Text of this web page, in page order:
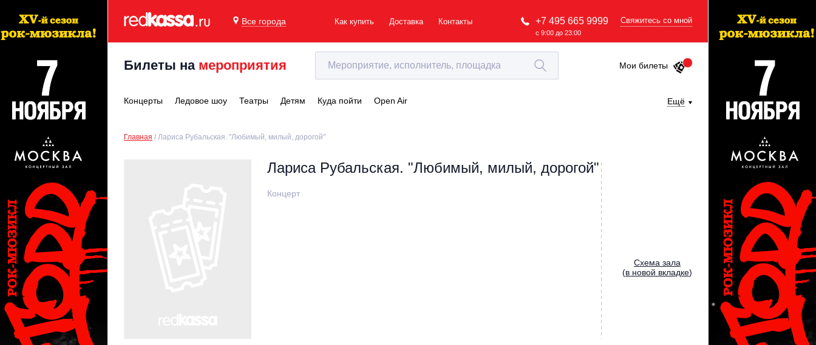
Все города Как купить Доставка Контакты +7 495 665 9999
с 9:00 до 23:00
Свяжитесь со мной
Билеты на мероприятия Мои билеты
Концерты Ледовое шоу Театры Детям Куда пойти Open Air Ещё
Главная Лариса Рубальская. "Любимый, милый, дорогой"
Лариса Рубальская. "Любимый, милый, дорогой"
Концерт
Cхема зала
(в новой вкладке)